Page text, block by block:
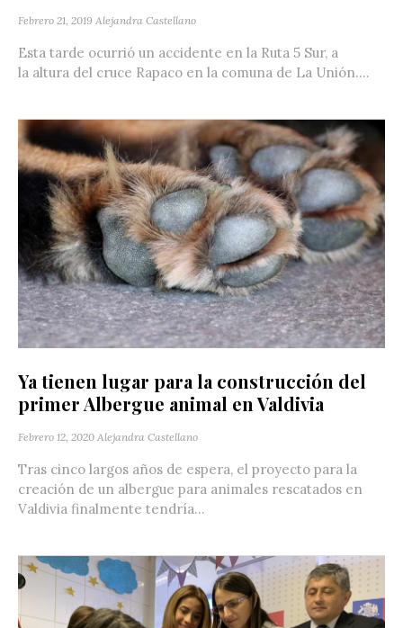
Febrero 21, 2019 Alejandra Castellano
Esta tarde ocurrió un accidente en la Ruta 5 Sur, a
la altura del cruce Rapaco en la comuna de La Unión....
Ya tienen lugar para la construcción del
primer Albergue animal en Valdivia
Febrero 12, 2020 Alejandra Castellano
Tras cinco largos años de espera, el proyecto para la
creación de un albergue para animales rescatados en
Valdivia finalmente tendría...